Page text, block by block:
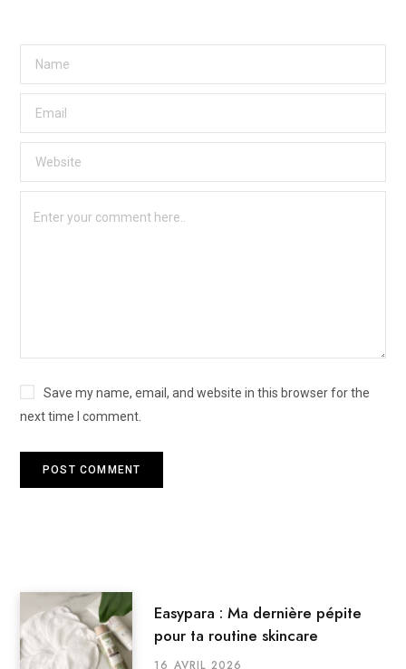
Save my name, email, and website in this browser for the
next time I comment.
Easypara : Ma dernière pépite
pour ta routine skincare
16 AVRIL 2026